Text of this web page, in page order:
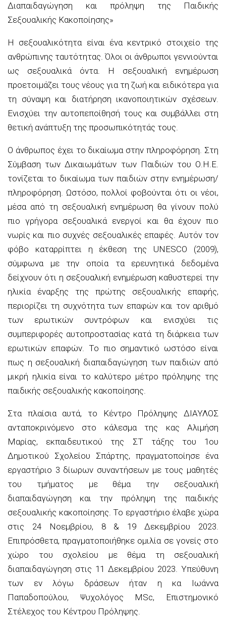
Διαπαιδαγώγηση και πρόληψη της Παιδικής
Σεξουαλικής Κακοποίησης»
Η σεξουαλικότητα είναι ένα κεντρικό στοιχείο της
ανθρώπινης ταυτότητας. Όλοι οι άνθρωποι γεννιούνται
ως σεξουαλικά όντα. Η σεξουαλική ενημέρωση
προετοιμάζει τους νέους για τη ζωή και ειδικότερα για
τη σύναψη και διατήρηση ικανοποιητικών σχέσεων.
Ενισχύει την αυτοπεποίθησή τους και συμβάλλει στη
θετική ανάπτυξη της προσωπικότητάς τους.
Ο άνθρωπος έχει το δικαίωμα στην πληροφόρηση. Στη
Σύμβαση των Δικαιωμάτων των Παιδιών του Ο.Η.Ε.
τονίζεται το δικαίωμα των παιδιών στην ενημέρωση/
πληροφόρηση. Ωστόσο, πολλοί φοβούνται ότι οι νέοι,
μέσα από τη σεξουαλική ενημέρωση θα γίνουν πολύ
πιο γρήγορα σεξουαλικά ενεργοί και θα έχουν πιο
νωρίς και πιο συχνές σεξουαλικές επαφές. Αυτόν τον
φόβο καταρρίπτει η έκθεση της UNESCO (2009),
σύμφωνα με την οποία τα ερευνητικά δεδομένα
δείχνουν ότι η σεξουαλική ενημέρωση καθυστερεί την
ηλικία έναρξης της πρώτης σεξουαλικής επαφής,
περιορίζει τη συχνότητα των επαφών και τον αριθμό
των ερωτικών συντρόφων και ενισχύει τις
συμπεριφορές αυτοπροστασίας κατά τη διάρκεια των
ερωτικών επαφών. Το πιο σημαντικό ωστόσο είναι
πως η σεξουαλική διαπαιδαγώγηση των παιδιών από
μικρή ηλικία είναι το καλύτερο μέτρο πρόληψης της
παιδικής σεξουαλικής κακοποίησης.
Στα πλαίσια αυτά, το Κέντρο Πρόληψης ΔΙΑΥΛΟΣ
ανταποκρινόμενο στο κάλεσμα της κας Αλιμήση
Μαρίας, εκπαιδευτικού της ΣΤ τάξης του 1ου
Δημοτικού Σχολείου Σπάρτης, πραγματοποίησε ένα
εργαστήριο 3 δίωρων συναντήσεων με τους μαθητές
του τμήματος με θέμα την σεξουαλική
διαπαιδαγώγηση και την πρόληψη της παιδικής
σεξουαλικής κακοποίησης. Το εργαστήριο έλαβε χώρα
στις 24 Νοεμβρίου, 8 & 19 Δεκεμβρίου 2023
Επιπρόσθετα, πραγματοποιήθηκε ομιλία σε γονείς στο
χώρο του σχολείου με θέμα τη σεξουαλική
διαπαιδαγώγηση στις 11 Δεκεμβρίου 2023. Υπεύθυνη
των εν λόγω δράσεων ήταν η κα Ιωάννα
Παπαδοπούλου, Ψυχολόγος MSc, Επιστημονικό
Στέλεχος του Κέντρου Πρόληψης.